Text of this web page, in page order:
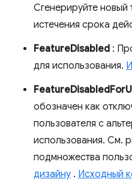
Сгенерируйте новый
истечения срока
FeatureDisabled :
для использования.
обозначен как
пользователя с
использования. См.
подмножества
дизайну . Исходный